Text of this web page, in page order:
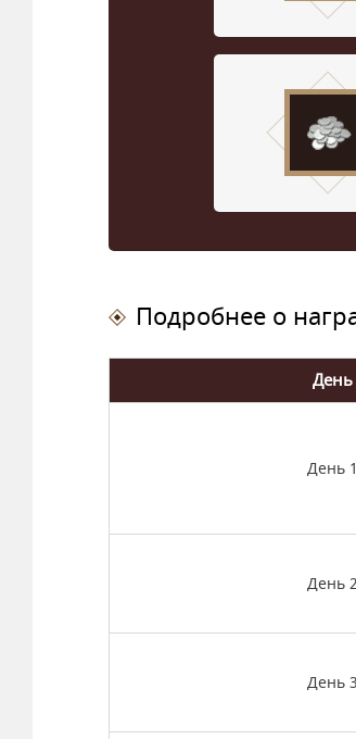
Подробнее о
День
День 1
День 2
День 3